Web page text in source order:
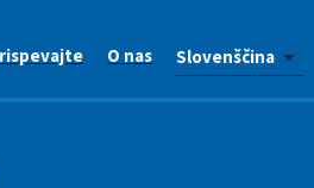
O nas Slovenščina